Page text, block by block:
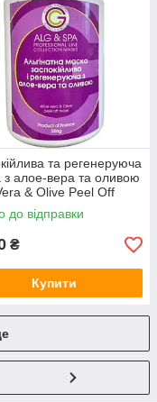
та регенеруюча
з алое-вера та оливою
& Olive Peel Off
& SPA, 500г
до відправки
₴
Купити